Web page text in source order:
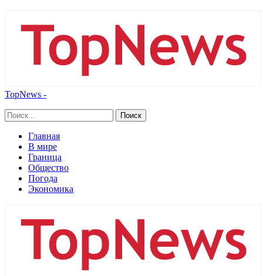
TopNews -
Главная
В мире
Граница
Общество
Погода
Экономика